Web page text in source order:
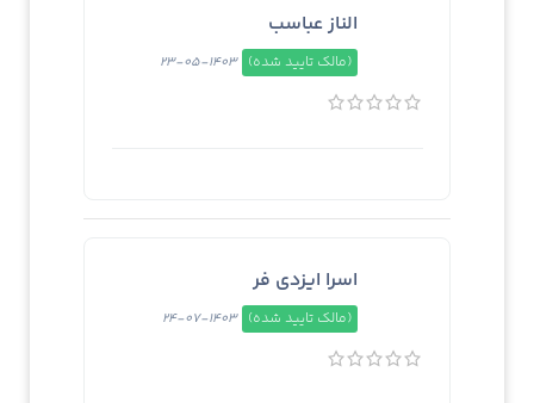
الناز عباسب
(مالک تایید شده) 1403-05-23
اسرا ایزدی فر
(مالک تایید شده) 1403-07-24